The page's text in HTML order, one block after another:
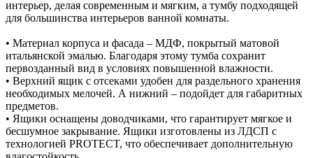
интерьер, делая современным и мягким, а тумбу подходящей
для большинства интерьеров ванной комнаты.
• Материал корпуса и фасада – МДФ, покрытый матовой
итальянской эмалью. Благодаря этому тумба сохранит
первозданный вид в условиях повышенной влажности.
• Верхний ящик с отсеками удобен для раздельного хранения
необходимых мелочей. А нижний – подойдет для габаритных
предметов.
• Ящики оснащены доводчиками, что гарантирует мягкое и
бесшумное закрывание. Ящики изготовлены из ЛДСП с
технологией PROTECT, что обеспечивает дополнительную